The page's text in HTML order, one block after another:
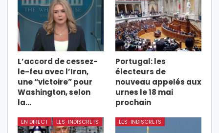
L’accord de cessez-
le-feu avec l’Iran,
une “victoire” pour
Washington, selon
la…
Portugal: les
électeurs de
nouveau appelés aux
urnes le 18 mai
prochain
EN DIRECT LES-INDISCRETS LES-INDISCRETS